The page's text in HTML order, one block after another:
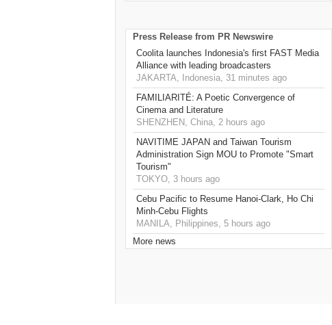
Press Release from PR Newswire
Coolita launches Indonesia's first FAST Media
Alliance with leading broadcasters
JAKARTA, Indonesia, 31 minutes ago
FAMILIARITÉ: A Poetic Convergence of
Cinema and Literature
SHENZHEN, China, 2 hours ago
NAVITIME JAPAN and Taiwan Tourism
Administration Sign MOU to Promote "Smart
Tourism"
TOKYO, 3 hours ago
Cebu Pacific to Resume Hanoi-Clark, Ho Chi
Minh-Cebu Flights
MANILA, Philippines, 5 hours ago
More news